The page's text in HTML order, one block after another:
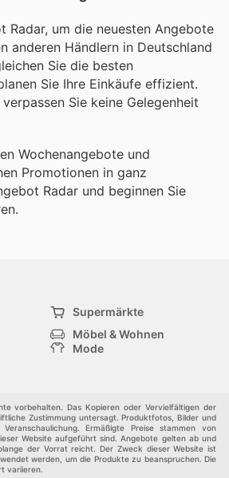
Radar, um die neuesten Angebote
anderen Händlern in Deutschland
Sie die besten
Sie Ihre Einkäufe effizient.
Sie keine Gelegenheit
Wochenangebote und
Promotionen in ganz
Radar und beginnen Sie
Supermärkte
Möbel & Wohnen
Mode
Andere
vorbehalten. Das Kopieren oder Vervielfältigen der
Zustimmung untersagt. Produktfotos, Bilder und
Ermäßigte Preise stammen von
Website aufgeführt sind. Angebote gelten ab und
der Vorrat reicht. Der Zweck dieser Website ist
werden, um die Produkte zu beanspruchen. Die
variieren.